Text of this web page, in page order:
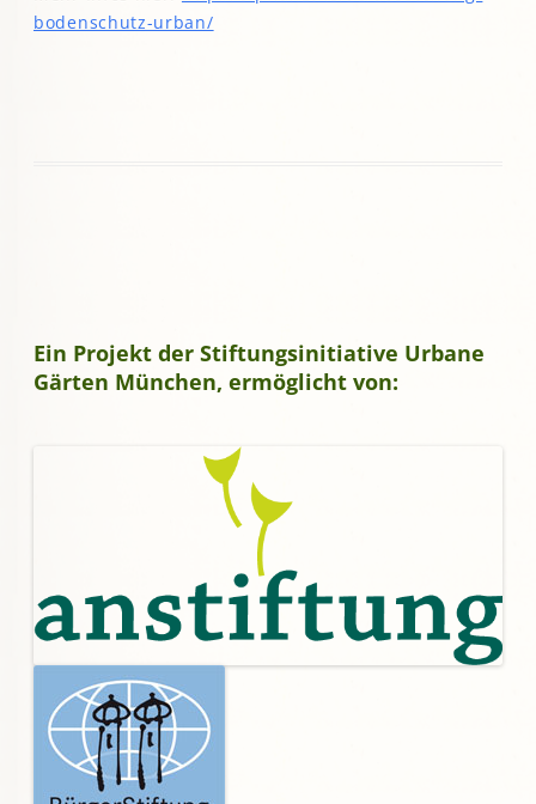
bodenschutz-urban/
Ein Projekt der Stiftungsinitiative Urbane
Gärten München, ermöglicht von: